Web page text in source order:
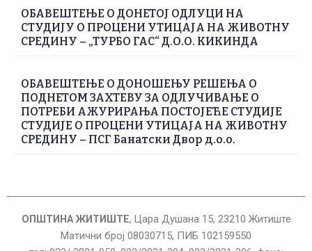
ОБАВЕШТЕЊЕ О ДОНЕТОЈ ОДЛУЦИ НА
СТУДИЈУ О ПРОЦЕНИ УТИЦАЈА НА ЖИВОТНУ
СРЕДИНУ – „ТУРБО ГАС“ Д.О.О. КИКИНДА
ОБАВЕШТЕЊЕ О ДОНОШЕЊУ РЕШЕЊА О
ПОДНЕТОМ ЗАХТЕВУ ЗА ОДЛУЧИВАЊЕ О
ПОТРЕБИ АЖУРИРАЊА ПОСТОЈЕЋЕ СТУДИЈЕ
СТУДИЈЕ О ПРОЦЕНИ УТИЦАЈА НА ЖИВОТНУ
СРЕДИНУ – ПСГ Банатски Двор д.о.о.
ОПШТИНА ЖИТИШТЕ, Цара Душана 15, 23210 Житиште
Матични број 08030715, ПИБ 102159550